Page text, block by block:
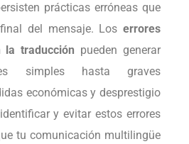
prácticas erróneas que
del mensaje. Los errores
la traducción pueden generar
simples hasta graves
económicas y desprestigio
y evitar estos errores
tu comunicación multilingüe